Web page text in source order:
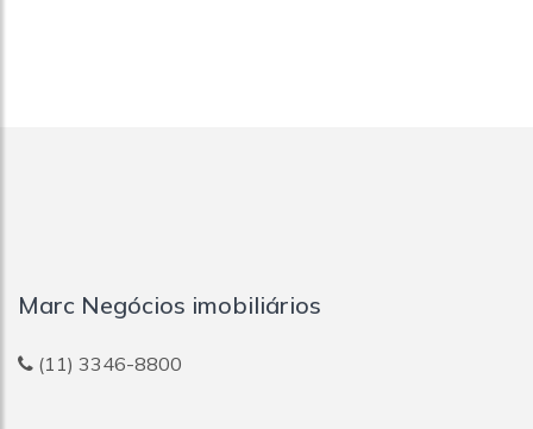
Marc Negócios imobiliários
(11) 3346-8800